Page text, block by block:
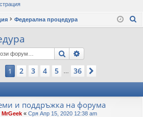
з ис
Федерална процедура
Търсене
Страница от 36
1 2 3 4 5 36
и поддръжка на форума
MrGeek « Сря Апр 15, 2020 12:38 am